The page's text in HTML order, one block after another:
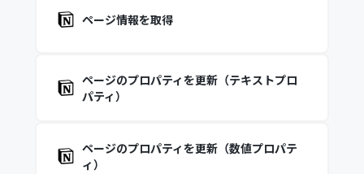
ページ情報を取得
ページのプロパティを更新（テキストプロ
パティ）
ページのプロパティを更新（数値プロパテ
ィ）